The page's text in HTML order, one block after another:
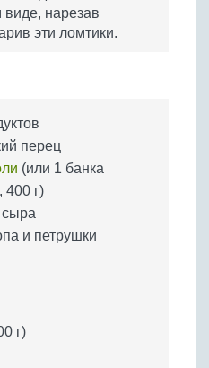
виде, нарезав
эти ломтики.
перец
(или 1 банка
400 г)
сыра
и петрушки
г)